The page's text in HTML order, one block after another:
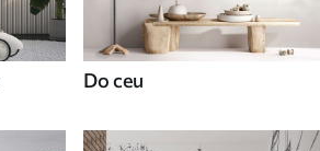
Do ceu